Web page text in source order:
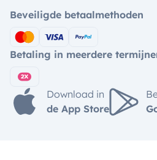
Beveiligde betaalmethoden
Betaling in meerdere
Download in
de App Store